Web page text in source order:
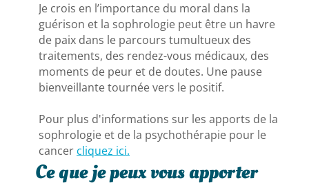
Je crois en l’importance du moral dans la
guérison et la sophrologie peut être un havre
de paix dans le parcours tumultueux des
traitements, des rendez-vous médicaux, des
moments de peur et de doutes. Une pause
bienveillante tournée vers le positif.
Pour plus d'informations sur les apports de la
sophrologie et de la psychothérapie pour le
cancer cliquez ici.
Ce que je peux vous apporter